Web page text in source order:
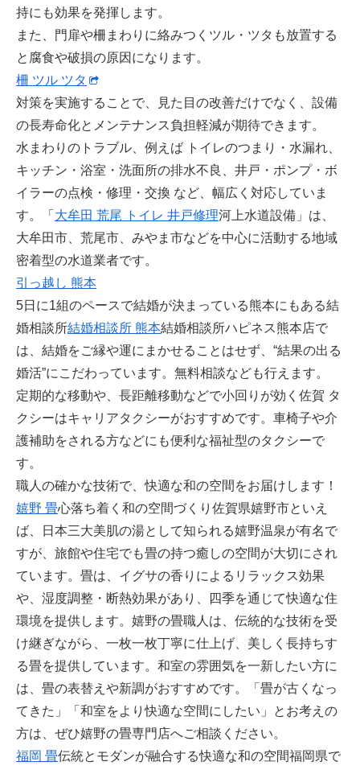
持にも効果を発揮します。
また、門扉や柵まわりに絡みつくツル・ツタも放置する
と腐食や破損の原因になります。
柵 ツル ツタ
対策を実施することで、見た目の改善だけでなく、設備
の長寿命化とメンテナンス負担軽減が期待できます。
水まわりのトラブル、例えば トイレのつまり・水漏れ、
キッチン・浴室・洗面所の排水不良、井戸・ポンプ・ボ
イラーの点検・修理・交換 など、幅広く対応していま
す。「 大牟田 荒尾 トイレ 井戸修理河上水道設備」は、
大牟田市、荒尾市、みやま市などを中心に活動する地域
密着型の水道業者です。
引っ越し 熊本
5日に1組のペースで結婚が決まっている熊本にもある結
婚相談所結婚相談所 熊本結婚相談所ハピネス熊本店で
は、結婚をご縁や運にまかせることはせず、“結果の出る
婚活”にこだわっています。無料相談なども行えます。
定期的な移動や、長距離移動などで小回りが効く佐賀 タ
クシーはキャリアタクシーがおすすめです。車椅子や介
護補助をされる方などにも便利な福祉型のタクシーで
す。
職人の確かな技術で、快適な和の空間をお届けします！
嬉野 畳心落ち着く和の空間づくり佐賀県嬉野市といえ
ば、日本三大美肌の湯として知られる嬉野温泉が有名で
すが、旅館や住宅でも畳の持つ癒しの空間が大切にされ
ています。畳は、イグサの香りによるリラックス効果
や、湿度調整・断熱効果があり、四季を通じて快適な住
環境を提供します。嬉野の畳職人は、伝統的な技術を受
け継ぎながら、一枚一枚丁寧に仕上げ、美しく長持ちす
る畳を提供しています。和室の雰囲気を一新したい方に
は、畳の表替えや新調がおすすめです。「畳が古くなっ
てきた」「和室をより快適な空間にしたい」とお考えの
方は、ぜひ嬉野の畳専門店へご相談ください。
福岡 畳伝統とモダンが融合する快適な和の空間福岡県で